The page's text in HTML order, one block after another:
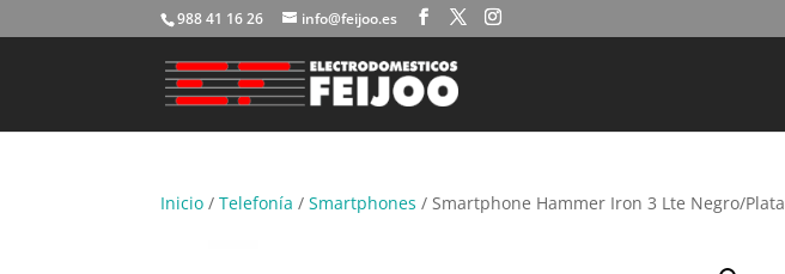
988 41 16 26 info@feijoo.es
Inicio /Telefonía /Smartphones / Smartphone Hammer Iron 3 Lte Negro/Plata